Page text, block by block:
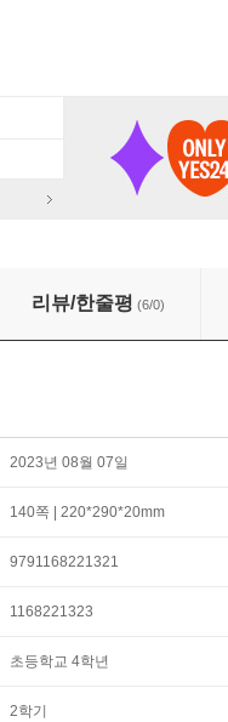
리뷰/한줄평 (6/0)
2023년 08월 07일
140쪽 | 220*290*20mm
9791168221321
1168221323
초등학교 4학년
2학기